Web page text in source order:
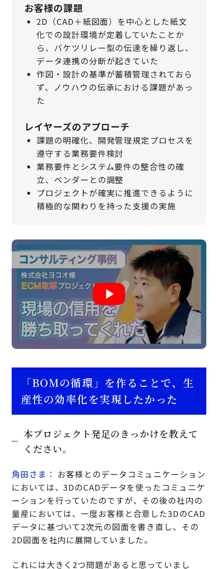
お客様の課題
2D（CAD＋紙図面）を中心とした紙文
化での設計環境が定着していたことか
ら、バケツリレー型の伝達を繰り返し、
データ連携の分断が起きていた
作図・設計の基準が蓄積管理されておら
ず、ノウハウの伝承における課題があっ
た
レイヤーズのアプローチ
課題の明確化、開発管理規定プロセスを
遵守する業務要件検討
業務要件とシステム要件の整合性の確
立、ベンダーとの調整
プロジェクトが確実に推進できるように
積極的な関わりを持った支援の実施
「BOMの循環」を作ることで、生
産性の効率化を実現したかった
本プロジェクト発足のきっかけを教えて
ください。
角田さま
お客様とのデータコミュニケーション
においては、3DのCADデータを使ったコミュニケ
ーションを行っていたのですが、その後の社内の
量産においては、一度お客様と合意した3DのCAD
データに基づいて2次元の図面を書き直し、その
2D図面を社内に展開していました。
これには大きく2つ問題があると思っていまし